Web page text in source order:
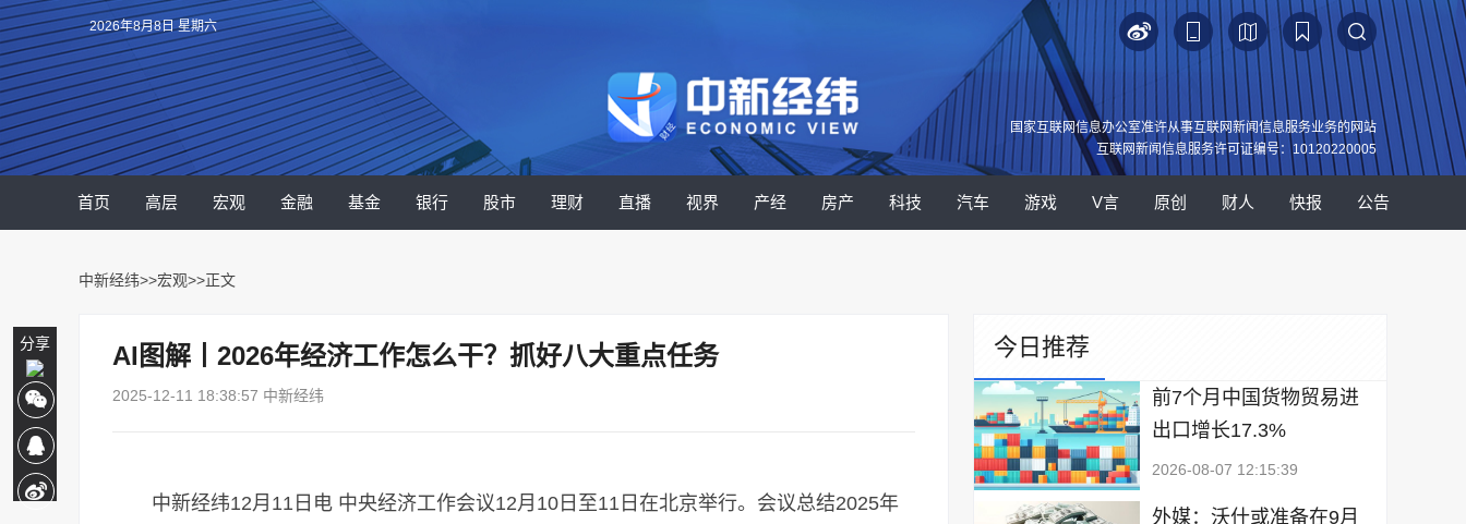
分享
2026年8月8日 星期六
国家互联网信息办公室准许从事互联网新闻信息服务业务的网站
互联网新闻信息服务许可证编号：10120220005
首页 高层 宏观 金融 基金 银行 股市 理财 直播 视界 产经 房产 科技 汽车 游戏 V言 原创 财人 快报 公告
中新经纬>>宏观>>正文
AI图解丨2026年经济工作怎么干？抓好八大重点任务
2025-12-11 18:38:57 中新经纬
中新经纬12月11日电 中央经济工作会议12月10日至11日在北京举行。会议总结2025年
今日推荐
前7个月中国货物贸易进
出口增长17.3%
2026-08-07 12:15:39
外媒：沃什或准备在9月